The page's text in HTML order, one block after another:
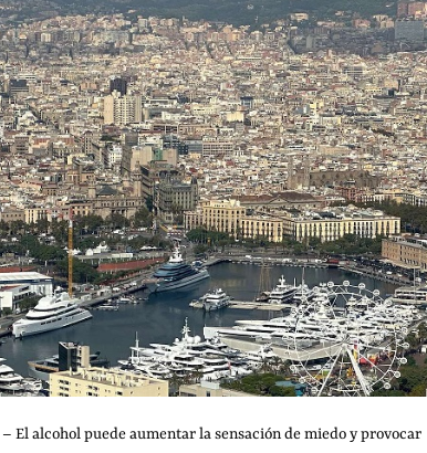
– El alcohol puede aumentar la sensación de miedo y provocar